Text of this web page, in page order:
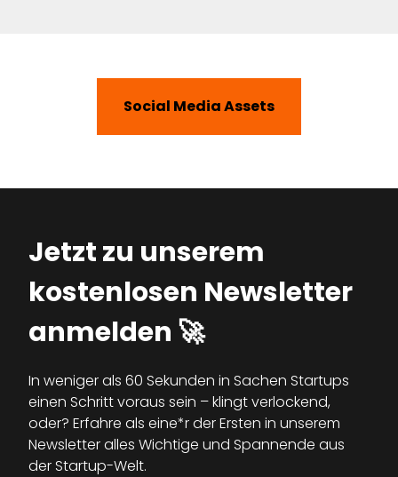
Social Media Assets
Jetzt zu unserem
kostenlosen Newsletter
anmelden 🚀
In weniger als 60 Sekunden in Sachen Startups
einen Schritt voraus sein – klingt verlockend,
oder? Erfahre als eine*r der Ersten in unserem
Newsletter alles Wichtige und Spannende aus
der Startup-Welt.